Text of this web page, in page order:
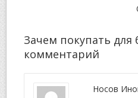
Зачем покупать для
комментарий
Носов